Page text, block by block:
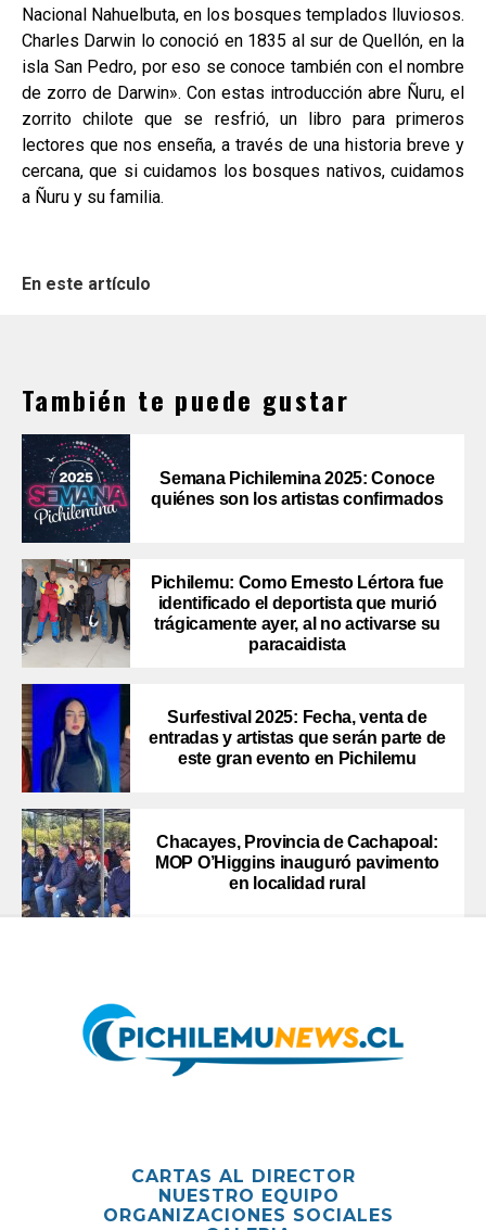
Nacional Nahuelbuta, en los bosques templados lluviosos.
Charles Darwin lo conoció en 1835 al sur de Quellón, en la
isla San Pedro, por eso se conoce también con el nombre
de zorro de Darwin». Con estas introducción abre Ñuru, el
zorrito chilote que se resfrió, un libro para primeros
lectores que nos enseña, a través de una historia breve y
cercana, que si cuidamos los bosques nativos, cuidamos
a Ñuru y su familia.
En este artículo
También te puede gustar
Semana Pichilemina 2025: Conoce
quiénes son los artistas confirmados
Pichilemu: Como Ernesto Lértora fue
identificado el deportista que murió
trágicamente ayer, al no activarse su
paracaidista
Surfestival 2025: Fecha, venta de
entradas y artistas que serán parte de
este gran evento en Pichilemu
Chacayes, Provincia de Cachapoal:
MOP O’Higgins inauguró pavimento
en localidad rural
CARTAS AL DIRECTOR
NUESTRO EQUIPO
ORGANIZACIONES SOCIALES